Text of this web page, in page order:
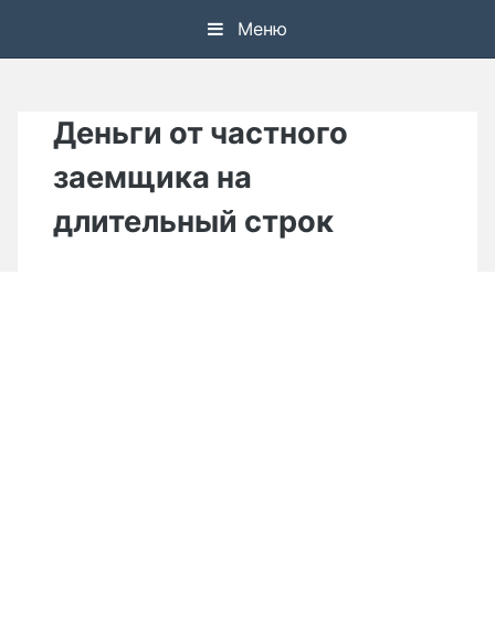
Меню
Деньги от частного
заемщика на
длительный строк